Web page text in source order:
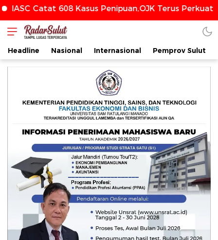
Catat 608 Kasus Penipuan,OJK Terus Perkuat
radarsulut.com
Headline Nasional Internasional Pemprov Sulut